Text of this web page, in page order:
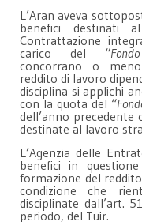
L’Aran aveva
benefici destinati
Contrattazione
carico del “
concorrano o
reddito di lavoro
disciplina si applichi
con la quota del “
dell’anno precedente
destinate al lavoro
L’Agenzia delle
benefici in
formazione del
condizione che
disciplinate dall’art.
periodo, del Tuir.